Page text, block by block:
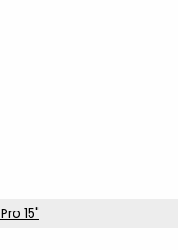
15"